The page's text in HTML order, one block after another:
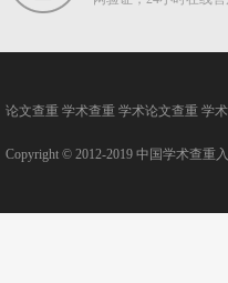
论文查重 学术查重 学术论文查重 学
Copyright © 2012-2019 中国学术查重